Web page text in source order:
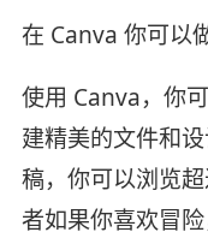
在 Canva 你可以
使用 Canva，你
建精美的文件和
稿，你可以浏览
者如果你喜欢冒险